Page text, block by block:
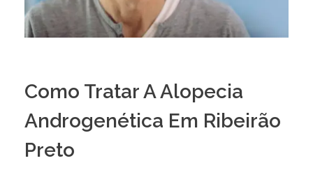
Como Tratar A Alopecia
Androgenética Em Ribeirão
Preto